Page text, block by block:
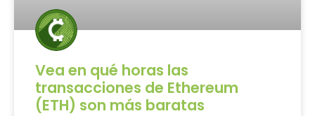
Vea en qué horas las
transacciones de Ethereum
(ETH) son más baratas